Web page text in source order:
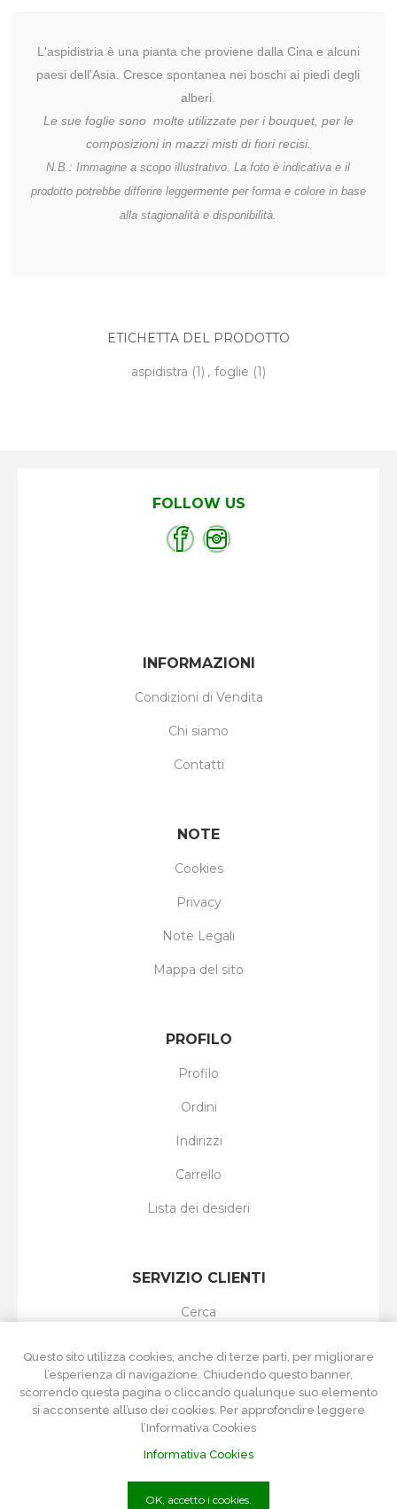
L'aspidistria è una pianta che proviene dalla Cina e alcuni
paesi dell'Asia. Cresce spontanea nei boschi ai piedi degli
alberi.
Le sue foglie sono molte utilizzate per i bouquet, per le
composizioni in mazzi misti di fiori recisi.
N.B.: Immagine a scopo illustrativo. La foto è indicativa e il
prodotto potrebbe differire leggermente per forma e colore in base
alla stagionalità e disponibilità.
ETICHETTA DEL PRODOTTO
aspidistra (1) , foglie (1)
FOLLOW US
INFORMAZIONI
Condizioni di Vendita
Chi siamo
Contatti
NOTE
Cookies
Privacy
Note Legali
Mappa del sito
PROFILO
Profilo
Ordini
Indirizzi
Carrello
Lista dei desideri
SERVIZIO CLIENTI
Cerca
Ultimi prodotti visti
Confronta i prodotti
Questo sito utilizza cookies, anche di terze parti, per migliorare
l’esperienza di navigazione. Chiudendo questo banner,
scorrendo questa pagina o cliccando qualunque suo elemento
si acconsente all’uso dei cookies. Per approfondire leggere
l’Informativa Cookies
Informativa Cookies
OK, accetto i cookies.